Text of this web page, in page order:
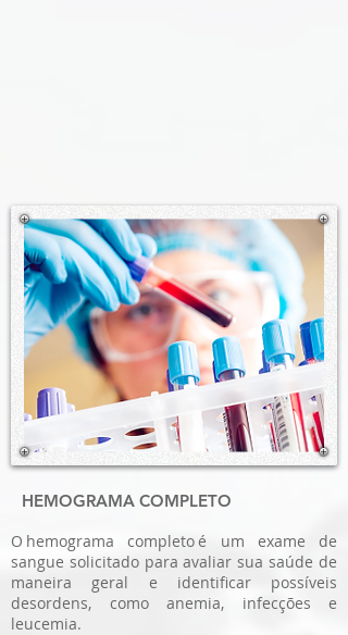
O hemograma completo é um exame de
sangue solicitado para avaliar sua saúde de
maneira geral e identificar possíveis
desordens, como anemia, infecções e
leucemia.
HEMOGRAMA COMPLETO